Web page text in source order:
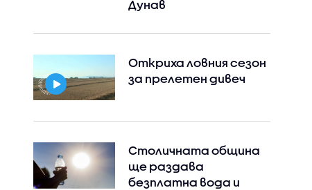
Дунав
Откриха ловния сезон
за прелетен дивеч
Столичната община
ще раздава
безплатна вода и